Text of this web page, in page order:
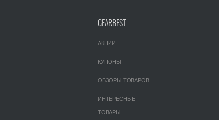
GEARBEST
АКЦИИ
КУПОНЫ
ОБЗОРЫ ТОВАРОВ
ИНТЕРЕСНЫЕ
ТОВАРЫ